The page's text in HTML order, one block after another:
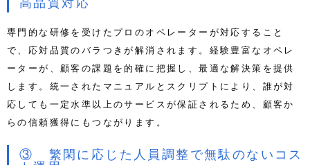
専門的な研修を受けたプロのオペレーターが対応すること
で、応対品質のバラつきが解消されます。経験豊富なオペレ
ーターが、顧客の課題を的確に把握し、最適な解決策を提供
します。統一されたマニュアルとスクリプトにより、誰が対
応しても一定水準以上のサービスが保証されるため、顧客か
らの信頼獲得にもつながります。
③ 繁閑に応じた人員調整で無駄のないコス